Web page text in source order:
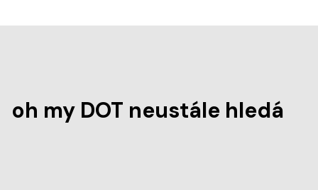
oh my DOT neustále hledá